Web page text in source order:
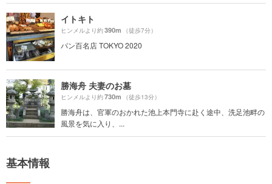
イトキト
ヒンメルより約390m （徒歩7分）
パン百名店 TOKYO 2020
勝海舟 夫妻のお墓
ヒンメルより約730m （徒歩13分）
勝海舟は、官軍のおかれた池上本門寺に赴く途中、洗足池畔の
風景を気に入り、...
基本情報